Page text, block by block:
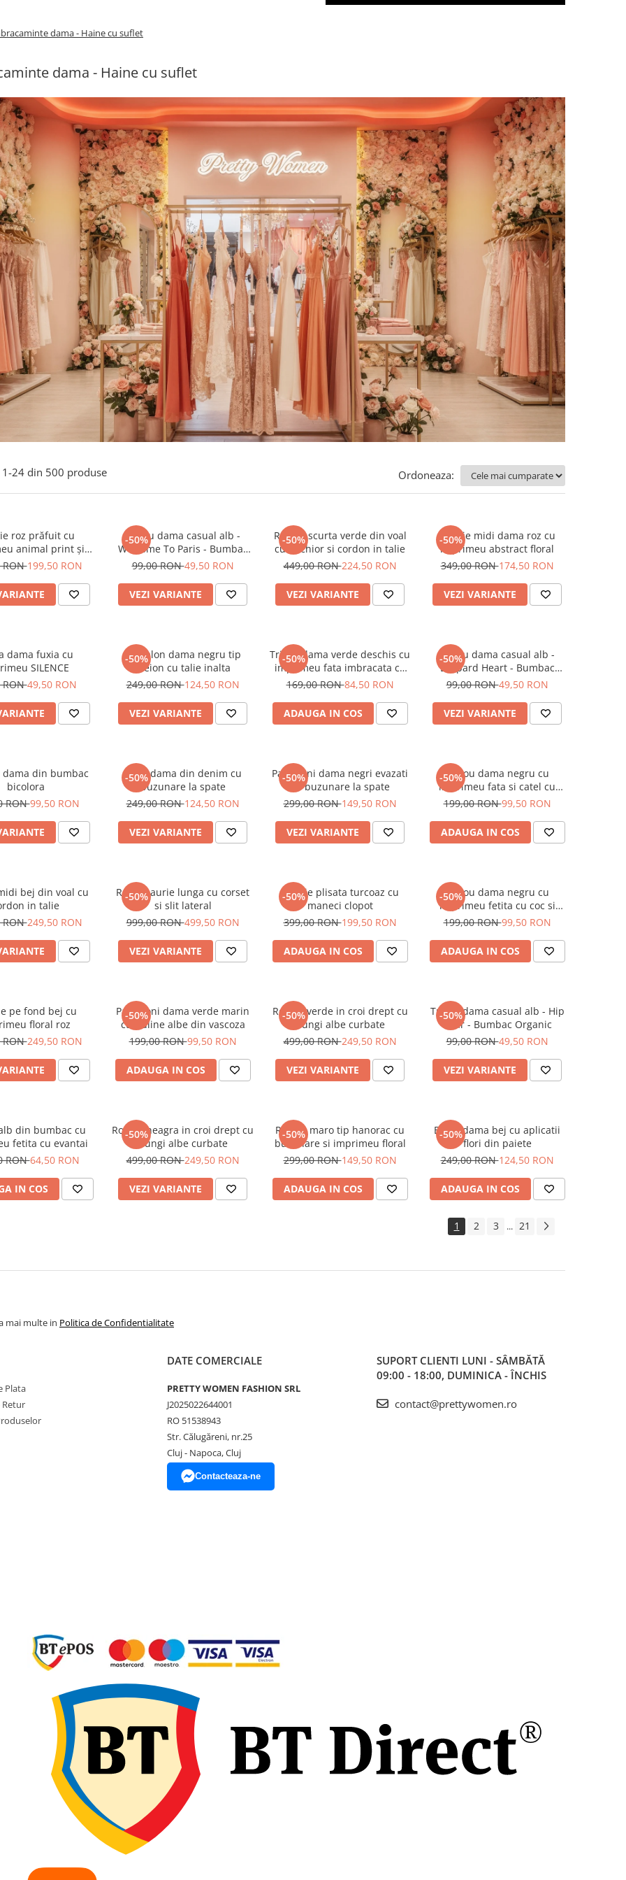
dama - Haine cu suflet
dama - Haine cu suflet
1-24 din 500 produse Ordoneaza:
roz prăfuit cu
animal print și
curea
RON199,50 RON
-50%
Tricou dama casual alb -
Welcome To Paris - Bumbac
Organic
99,00 RON49,50 RON
VEZI VARIANTE
-50%
Rochie scurta verde din voal
cu anchior si cordon in talie
449,00 RON224,50 RON
VEZI VARIANTE
-50%
Rochie midi dama roz cu
imprimeu abstract floral
349,00 RON174,50 RON
VEZI VARIANTE
dama fuxia cu
SILENCE
RON49,50 RON
-50%
Pantalon dama negru tip
creion cu talie inalta
249,00 RON124,50 RON
VEZI VARIANTE
-50%
Tricou dama verde deschis cu
imprimeu fata imbracata cu
alb si inghetata in mana
169,00 RON84,50 RON
ADAUGA IN COS
-50%
Tricou dama casual alb -
Leopard Heart - Bumbac
Organic
99,00 RON49,50 RON
VEZI VARIANTE
dama din bumbac
bicolora
RON99,50 RON
-50%
Blugi dama din denim cu
buzunare la spate
249,00 RON124,50 RON
VEZI VARIANTE
-50%
Pantaloni dama negri evazati
cu buzunare la spate
299,00 RON149,50 RON
VEZI VARIANTE
-50%
Tricou dama negru cu
imprimeu fata si catel cu
ochelari
199,00 RON99,50 RON
ADAUGA IN COS
bej din voal cu
in talie
RON249,50 RON
-50%
Rochie aurie lunga cu corset
si slit lateral
999,00 RON499,50 RON
VEZI VARIANTE
-50%
Rochie plisata turcoaz cu
maneci clopot
399,00 RON199,50 RON
ADAUGA IN COS
-50%
Tricou dama negru cu
imprimeu fetita cu coc si
ochelari albastrii
199,00 RON99,50 RON
ADAUGA IN COS
pe fond bej cu
floral roz
RON249,50 RON
-50%
Pantaloni dama verde marin
cu buline albe din vascoza
199,00 RON99,50 RON
ADAUGA IN COS
-50%
Rochie verde in croi drept cu
dungi albe curbate
499,00 RON249,50 RON
VEZI VARIANTE
-50%
Tricou dama casual alb - Hip
Bear - Bumbac Organic
99,00 RON49,50 RON
VEZI VARIANTE
din bumbac cu
fetita cu evantai
RON64,50 RON
IN COS
-50%
Rochie neagra in croi drept cu
dungi albe curbate
499,00 RON249,50 RON
VEZI VARIANTE
-50%
Rochie maro tip hanorac cu
buzunare si imprimeu floral
299,00 RON149,50 RON
ADAUGA IN COS
-50%
Bluza dama bej cu aplicatii
flori din paiete
249,00 RON124,50 RON
ADAUGA IN COS
1 2 3 ... 21
mai multe in Politica de Confidentialitate
Plata
Retur
DATE COMERCIALE
PRETTY WOMEN FASHION SRL
J2025022644001
RO 51538943
Str. Călugăreni, nr.25
Cluj - Napoca, Cluj
Contacteaza-ne
SUPORT CLIENTI LUNI - SÂMBĂTĂ
09:00 - 18:00, DUMINICA - ÎNCHIS
contact@prettywomen.ro